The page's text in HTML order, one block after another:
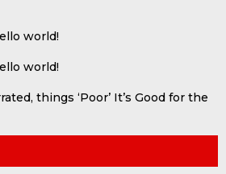
world!
world!
things ‘Poor’ It’s Good for the